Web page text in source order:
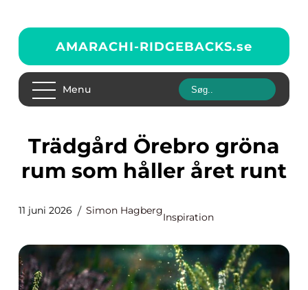
AMARACHI-RIDGEBACKS.se
Menu
Trädgård Örebro gröna
rum som håller året runt
11 juni 2026 Simon Hagberg
Inspiration